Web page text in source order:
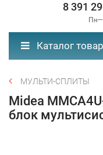
8 391
Каталог
МУЛЬТИ-СПЛИТЫ
Midea
блок